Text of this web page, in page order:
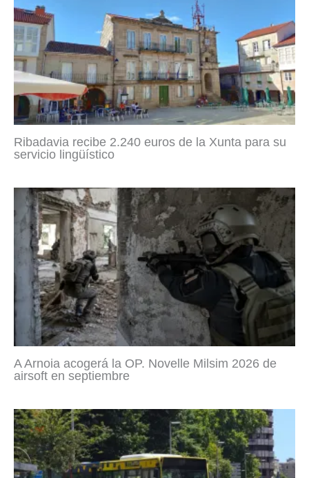
Ribadavia recibe 2.240 euros de la Xunta para su
servicio lingüístico
A Arnoia acogerá la OP. Novelle Milsim 2026 de
airsoft en septiembre